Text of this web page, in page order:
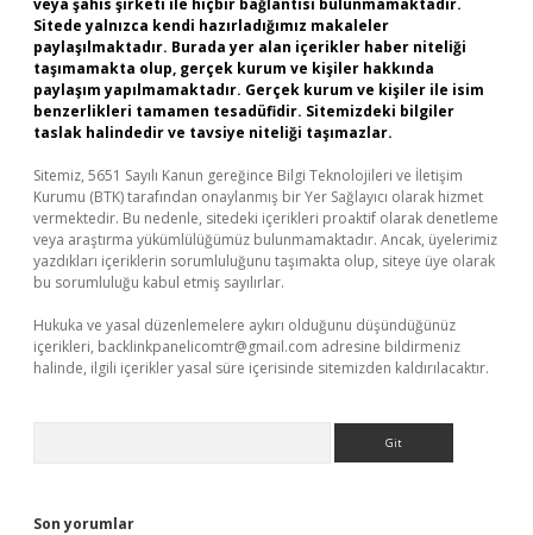
veya şahıs şirketi ile hiçbir bağlantısı bulunmamaktadır.
Sitede yalnızca kendi hazırladığımız makaleler
paylaşılmaktadır. Burada yer alan içerikler haber niteliği
taşımamakta olup, gerçek kurum ve kişiler hakkında
paylaşım yapılmamaktadır. Gerçek kurum ve kişiler ile isim
benzerlikleri tamamen tesadüfidir. Sitemizdeki bilgiler
taslak halindedir ve tavsiye niteliği taşımazlar.
Sitemiz, 5651 Sayılı Kanun gereğince Bilgi Teknolojileri ve İletişim
Kurumu (BTK) tarafından onaylanmış bir Yer Sağlayıcı olarak hizmet
vermektedir. Bu nedenle, sitedeki içerikleri proaktif olarak denetleme
veya araştırma yükümlülüğümüz bulunmamaktadır. Ancak, üyelerimiz
yazdıkları içeriklerin sorumluluğunu taşımakta olup, siteye üye olarak
bu sorumluluğu kabul etmiş sayılırlar.
Hukuka ve yasal düzenlemelere aykırı olduğunu düşündüğünüz
içerikleri, backlinkpanelicomtr@gmail.com adresine bildirmeniz
halinde, ilgili içerikler yasal süre içerisinde sitemizden kaldırılacaktır.
Son yorumlar